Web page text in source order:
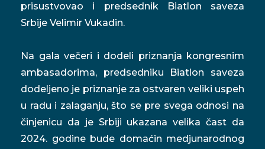
prisustvovao i predsednik Biatlon saveza
Srbije Velimir Vukadin.
Na gala večeri i dodeli priznanja kongresnim
ambasadorima, predsedniku Biatlon saveza
dodeljeno je priznanje za ostvaren veliki uspeh
u radu i zalaganju, što se pre svega odnosi na
činjenicu da je Srbiji ukazana velika čast da
2024. godine bude domaćin medjunarodnog